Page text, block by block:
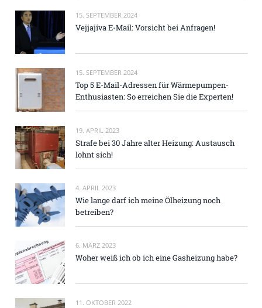
15. SEPTEMBER 2024
Vejjajiva E-Mail: Vorsicht bei Anfragen!
15. SEPTEMBER 2024
Top 5 E-Mail-Adressen für Wärmepumpen-
Enthusiasten: So erreichen Sie die Experten!
19. APRIL 2023
Strafe bei 30 Jahre alter Heizung: Austausch
lohnt sich!
4. APRIL 2023
Wie lange darf ich meine Ölheizung noch
betreiben?
6. MÄRZ 2023
Woher weiß ich ob ich eine Gasheizung habe?
11. OKTOBER 2022